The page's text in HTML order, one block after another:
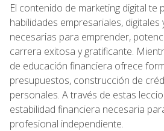
El contenido de marketing digital te
habilidades empresariales,
necesarias para emprender,
carrera exitosa y gratificante.
de educación financiera ofrece
presupuestos, construcción de
personales. A través de estas
estabilidad financiera necesaria
profesional independiente.